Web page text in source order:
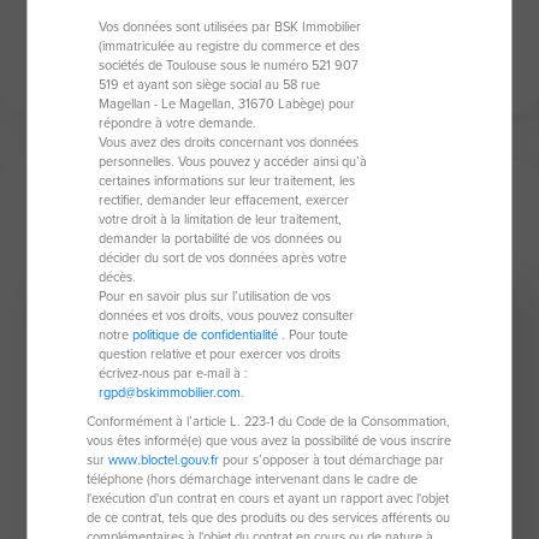
Contactez moi pour une première étude
personnalisée.
Mes derniers biens
Investisseur
Vos données sont utilisées par BSK Immobilier
(immatriculée au registre du commerce et des
sociétés de Toulouse sous le numéro 521 907
519 et ayant son siège social au 58 rue
Magellan - Le Magellan, 31670 Labège) pour
répondre à votre demande.
Vous avez des droits concernant vos données
personnelles. Vous pouvez y accéder ainsi qu’à
certaines informations sur leur traitement, les
rectifier, demander leur effacement, exercer
votre droit à la limitation de leur traitement,
demander la portabilité de vos données ou
décider du sort de vos données après votre
décès.
Pour en savoir plus sur l’utilisation de vos
données et vos droits, vous pouvez consulter
notrepolitique de confidentialité. Pour toute
question relative et pour exercer vos droits
écrivez-nous par e-mail à :
rgpd@bskimmobilier.com.
Conformément à l’article L. 223-1 du Code de la Consommation,
vous êtes informé(e) que vous avez la possibilité de vous inscrire
surwww.bloctel.gouv.frpour s’opposer à tout démarchage par
téléphone (hors démarchage intervenant dans le cadre de
l'exécution d'un contrat en cours et ayant un rapport avec l'objet
de ce contrat, tels que des produits ou des services afférents ou